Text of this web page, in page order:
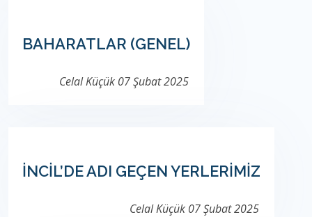
BAHARATLAR (GENEL)
Celal Küçük 07 Şubat 2025
İNCİL’DE ADI GEÇEN YERLERİMİZ
Celal Küçük 07 Şubat 2025